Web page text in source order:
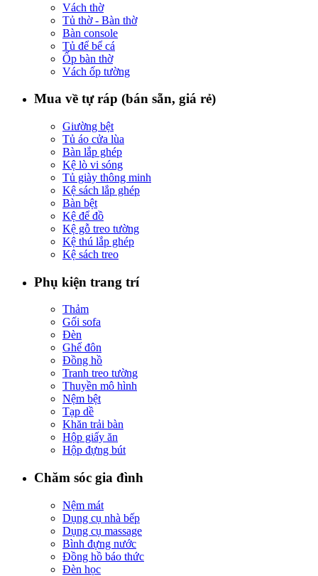
Vách thờ
Tủ thờ - Bàn thờ
Bàn console
Tủ để bể cá
Ốp bàn thờ
Vách ốp tường
Mua về tự ráp (bán sẵn, giá rẻ)
Giường bệt
Tủ áo cửa lùa
Bàn lắp ghép
Kệ lò vi sóng
Tủ giày thông minh
Kệ sách lắp ghép
Bàn bệt
Kệ để đồ
Kệ gỗ treo tường
Kệ thú lắp ghép
Kệ sách treo
Phụ kiện trang trí
Thảm
Gối sofa
Đèn
Ghế đôn
Đồng hồ
Tranh treo tường
Thuyền mô hình
Nệm bệt
Tạp dề
Khăn trải bàn
Hộp giấy ăn
Hộp đựng bút
Chăm sóc gia đình
Nệm mát
Dụng cụ nhà bếp
Dụng cụ massage
Bình đựng nước
Đồng hồ báo thức
Đèn học